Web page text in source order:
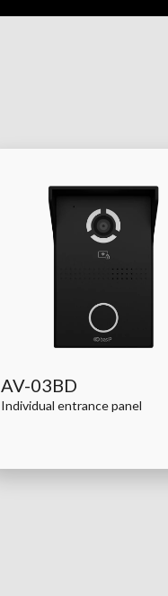
AV-03BD
Individual entrance panel